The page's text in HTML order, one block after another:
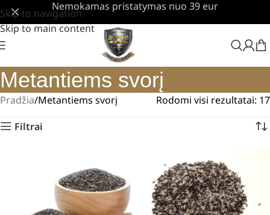
Skip to navigation
Skip to main content
Nemokamas pristatymas nuo 39 eur
Metantiems svorį
Pradžia Metantiems svorį
Rodomi visi rezultatai: 17
Filtrai